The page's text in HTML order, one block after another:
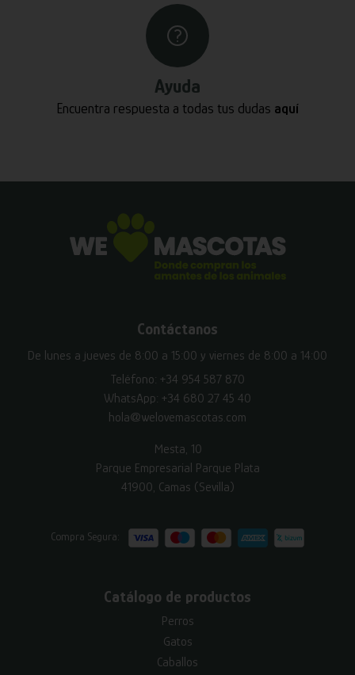
Ayuda
Encuentra respuesta a todas tus dudas aquí
Contáctanos
De lunes a jueves de 8:00 a 15:00 y viernes de 8:00 a 14:00
Teléfono: +34 954 587 870
WhatsApp: +34 680 27 45 40
hola@welovemascotas.com
Mesta, 10
Parque Empresarial Parque Plata
41900, Camas (Sevilla)
Compra Segura:
Catálogo de productos
Perros
Gatos
Caballos